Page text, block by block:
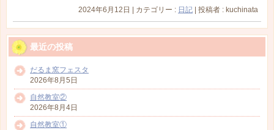
2024年6月12日 カテゴリー : 日記 投稿者 : kuchinata
最近の投稿
だるま窯フェスタ
2026年8月5日
自然教室②
2026年8月4日
自然教室①